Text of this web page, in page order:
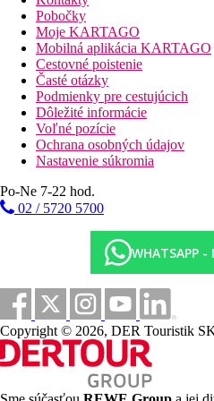
Raňajky
Vzdialenosti
70 km
Vzdialenosť od najbližšieho
Pláž
Plážová dovolenka
bazény
Ležadlá a slnečníky pri bazéne
Detský bazén
Fotogaléria
Pobočky
Moje KARTAGO
Mobilná aplikácia KARTAGO
Cestovné poistenie
Časté otázky
Podmienky pre cestujúcich
Dôležité informácie
Voľné pozície
Ochrana osobných údajov
Nastavenie súkromia
Po-Ne 7-22 hod.
02 / 5720 5700
WHATSAPP -
Copyright © 2026, DER Touristik